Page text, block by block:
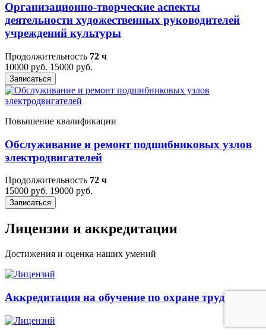
Организационно-творческие аспекты
деятельности художественных руководителей
учреждений культуры
Продолжительность 72 ч
10000 руб. 15000 руб.
Записаться
Повышение квалификации
Обслуживание и ремонт подшибниковых узлов
электродвигателей
Продолжительность 72 ч
15000 руб. 19000 руб.
Записаться
Лицензии и аккредитации
Достижения и оценка наших умений
Аккредитация на обучение по охране труда